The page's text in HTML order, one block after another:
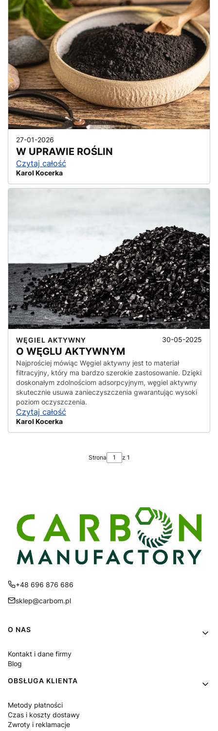
27-01-2026
W UPRAWIE ROŚLIN
Czytaj całość
Karol Kocerka
WĘGIEL AKTYWNY 30-05-2025
O WĘGLU AKTYWNYM
Najprościej mówiąc Węgiel aktywny jest to materiał
filtracyjny, który ma bardzo szerokie zastosowanie. Dzięki
doskonałym zdolnościom adsorpcyjnym, węgiel aktywny
skutecznie usuwa zanieczyszczenia gwarantując wysoki
poziom oczyszczenia.
Czytaj całość
Karol Kocerka
Strona z 1
+48 696 876 686
sklep@carbom.pl
Linki w stopce
O NAS
Kontakt i dane firmy
Blog
OBSŁUGA KLIENTA
Metody płatności
Czas i koszty dostawy
Zwroty i reklamacje